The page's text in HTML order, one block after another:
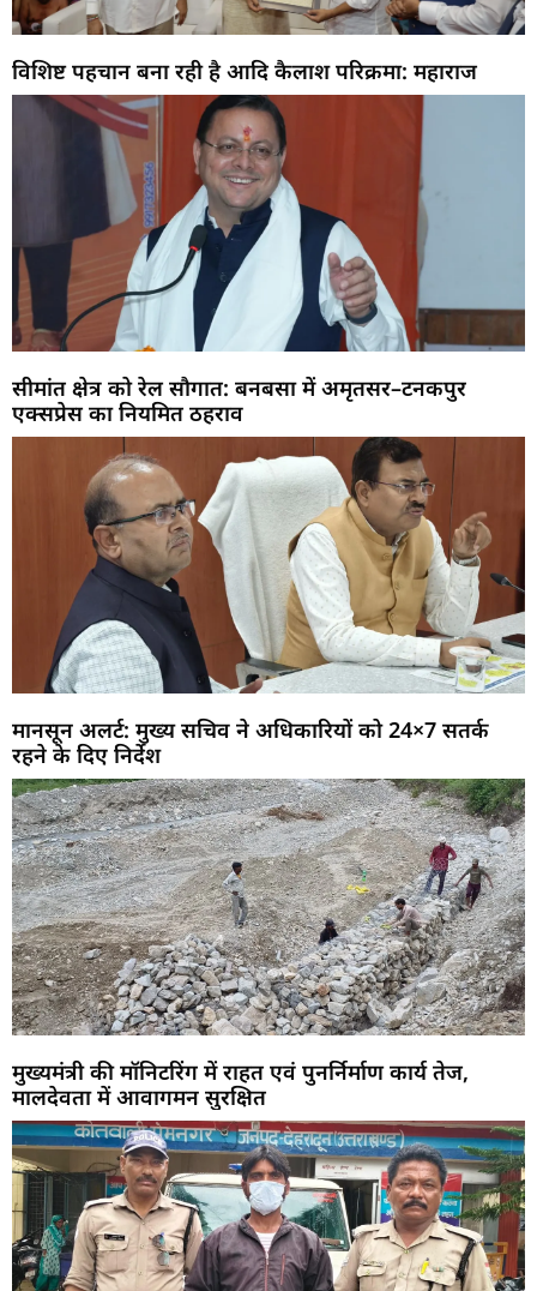
विशिष्ट पहचान बना रही है आदि कैलाश परिक्रमा: महाराज
सीमांत क्षेत्र को रेल सौगात: बनबसा में अमृतसर–टनकपुर
एक्सप्रेस का नियमित ठहराव
मानसून अलर्ट: मुख्य सचिव ने अधिकारियों को 24×7 सतर्क
रहने के दिए निर्देश
मुख्यमंत्री की मॉनिटरिंग में राहत एवं पुनर्निर्माण कार्य तेज,
मालदेवता में आवागमन सुरक्षित